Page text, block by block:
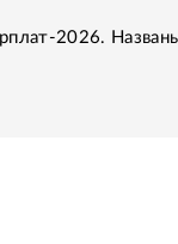
2026.